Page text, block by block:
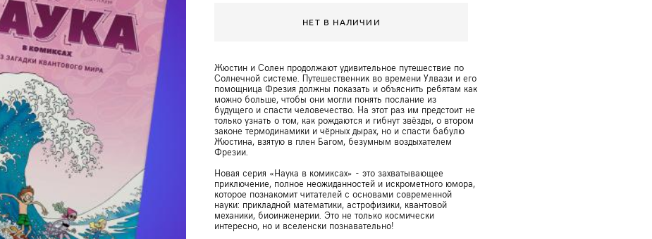
НЕТ В НАЛИЧИИ
Жюстин и Солен продолжают удивительное путешествие по
Солнечной системе. Путешественник во времени Улвази и его
помощница Фрезия должны показать и объяснить ребятам как
можно больше, чтобы они могли понять послание из
будущего и спасти человечество. На этот раз им предстоит не
только узнать о том, как рождаются и гибнут звёзды, о втором
законе термодинамики и чёрных дырах, но и спасти бабулю
Жюстина, взятую в плен Багом, безумным воздыхателем
Фрезии.
Новая серия «Наука в комиксах» - это захватывающее
приключение, полное неожиданностей и искрометного юмора,
которое познакомит читателей с основами современной
науки: прикладной математики, астрофизики, квантовой
механики, биоинженерии. Это не только космически
интересно, но и вселенски познавательно!